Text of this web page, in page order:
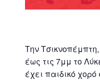
Την
έως τις 7μμ το
έχει παιδικό